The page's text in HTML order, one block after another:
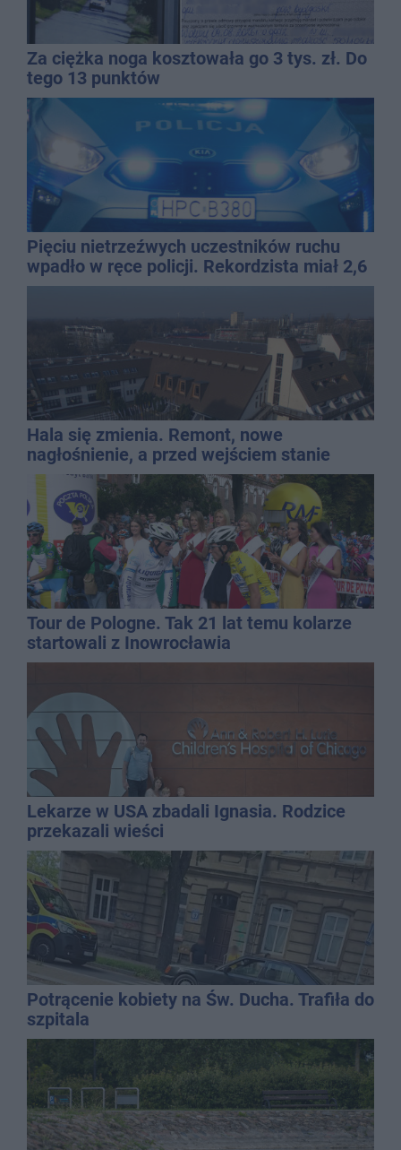
Za ciężka noga kosztowała go 3 tys. zł. Do
tego 13 punktów
Pięciu nietrzeźwych uczestników ruchu
wpadło w ręce policji. Rekordzista miał 2,6
promila
Hala się zmienia. Remont, nowe
nagłośnienie, a przed wejściem stanie
QEMETICA ARENA
Tour de Pologne. Tak 21 lat temu kolarze
startowali z Inowrocławia
Lekarze w USA zbadali Ignasia. Rodzice
przekazali wieści
Potrącenie kobiety na Św. Ducha. Trafiła do
szpitala